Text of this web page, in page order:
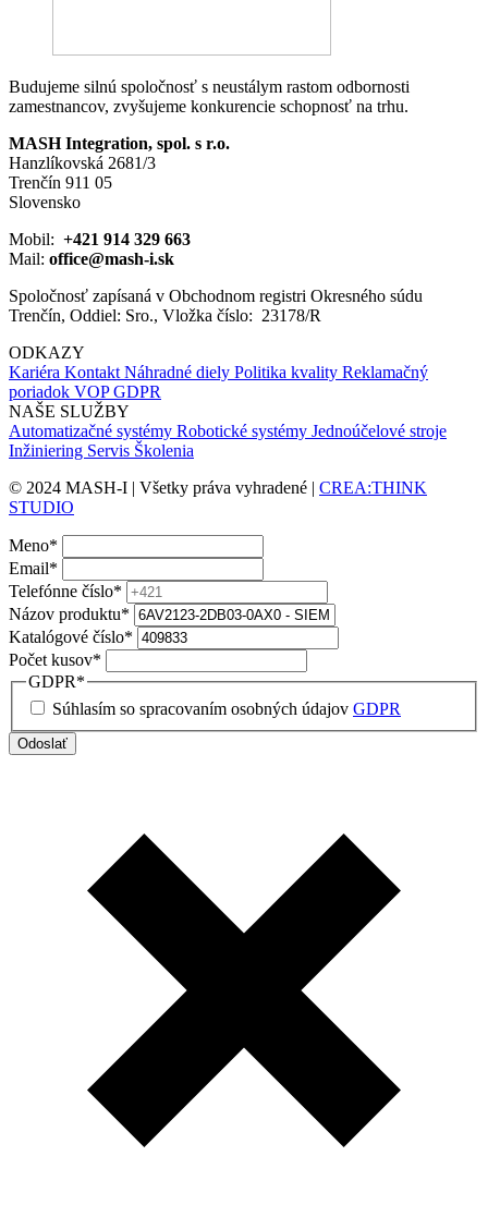
KTP400
Basic
Panel,
operation,
4
Budujeme silnú spoločnosť s neustálym rastom odbornosti
zamestnancov, zvyšujeme konkurencie schopnosť na trhu.
MASH Integration, spol. s r.o.
Hanzlíkovská 2681/3
Trenčín 911 05
Slovensko
Mobil: +421 914 329 663
Mail: office@mash-i.sk
Spoločnosť zapísaná v Obchodnom registri Okresného súdu
Trenčín, Oddiel: Sro., Vložka číslo: 23178/R
ODKAZY
Kariéra Kontakt Náhradné diely Politika kvality Reklamačný
poriadok VOPGDPR
NAŠE SLUŽBY
Automatizačné systémy Robotické systémy Jednoúčelové stroje
Inžiniering Servis Školenia
© 2024 MASH-I | Všetky práva vyhradené | CREA:THINK
STUDIO
Meno*
Email*
Telefónne číslo*
Názov produktu*
Katalógové číslo*
Počet kusov*
GDPR*
Súhlasím so spracovaním osobných údajov GDPR
Odoslať